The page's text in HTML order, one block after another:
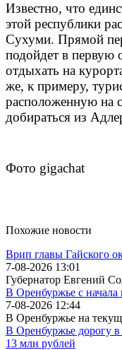
Известно, что
этой республики
Сухуми. Прямой п
подойдет в первую
отдыхать на
же, к примеру,
расположенную на
добираться из
Фото gigachat
Похожие новости
Врип главы Гайского
7-08-2026 13:01
Губернатор Евгений
В Оренбуржье с начала
7-08-2026 12:44
В Оренбуржье на
В Оренбуржье дорогу в
13 млн рублей